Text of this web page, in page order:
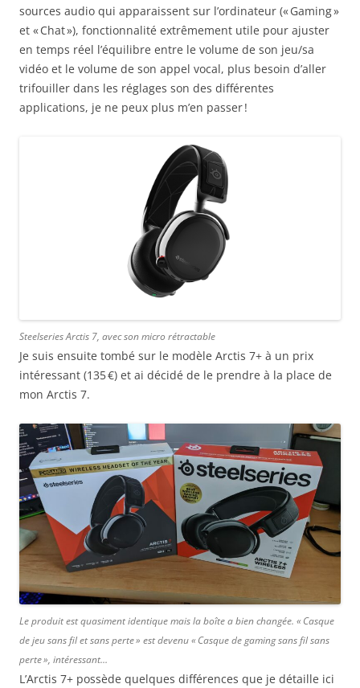
sources audio qui apparaissent sur l’ordinateur (« Gaming »
et « Chat »), fonctionnalité extrêmement utile pour ajuster
en temps réel l’équilibre entre le volume de son jeu/sa
vidéo et le volume de son appel vocal, plus besoin d’aller
trifouiller dans les réglages son des différentes
applications, je ne peux plus m’en passer !
Steelseries Arctis 7, avec son micro rétractable
Je suis ensuite tombé sur le modèle Arctis 7+ à un prix
intéressant (135 €) et ai décidé de le prendre à la place de
mon Arctis 7.
Le produit est quasiment identique mais la boîte a bien changée. « Casque
de jeu sans fil et sans perte » est devenu « Casque de gaming sans fil sans
perte », intéressant…
L’Arctis 7+ possède quelques différences que je détaille ici